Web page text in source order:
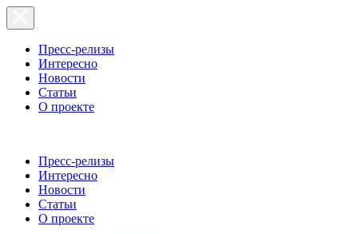
Пресс-релизы
Интересно
Новости
Статьи
О проекте
Пресс-релизы
Интересно
Новости
Статьи
О проекте